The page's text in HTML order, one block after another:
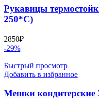
Рукавицы
250*С)
2850₽
-29%
Быстрый просмотр
Добавить в избранное
Мешки кондитерские